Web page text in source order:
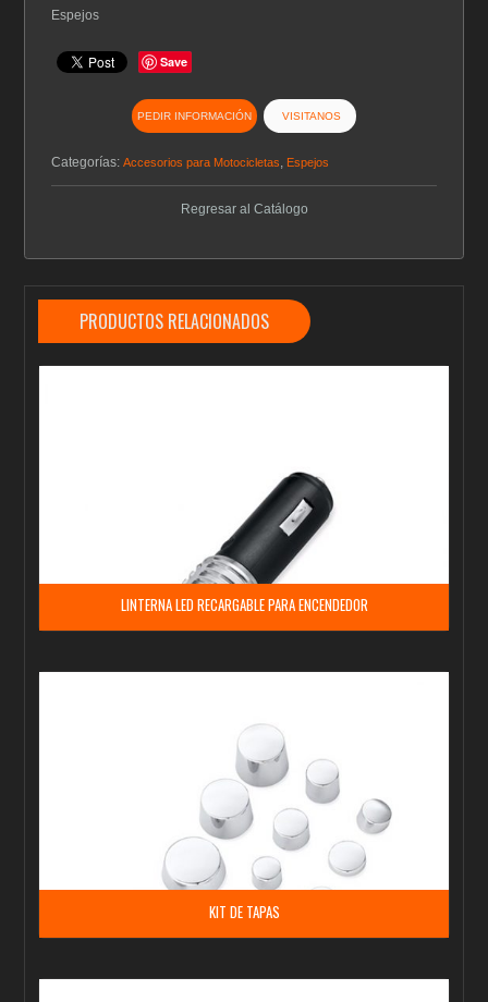
Espejos
Save
PEDIR INFORMACIÓN VISITANOS
Categorías:Accesorios para Motocicletas, Espejos
Regresar al Catálogo
PRODUCTOS RELACIONADOS
LINTERNA LED RECARGABLE PARA ENCENDEDOR
KIT DE TAPAS